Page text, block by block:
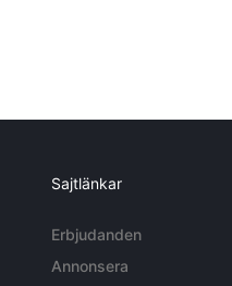
Sajtlänkar
Erbjudanden
Annonsera